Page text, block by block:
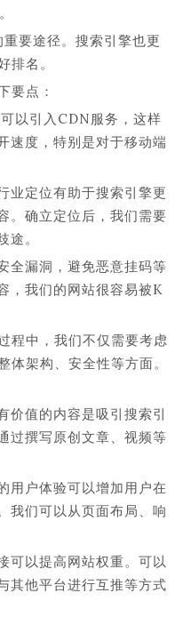
要途径。搜索引擎也更
排名。
要点：
以引入CDN服务，这样
速度，特别是对于移动端
业定位有助于搜索引擎更
。确立定位后，我们需要
途。
全漏洞，避免恶意挂码等
，我们的网站很容易被K
程中，我们不仅需要考虑
体架构、安全性等方面。
价值的内容是吸引搜索引
过撰写原创文章、视频等
用户体验可以增加用户在
我们可以从页面布局、响
可以提高网站权重。可以
其他平台进行互推等方式